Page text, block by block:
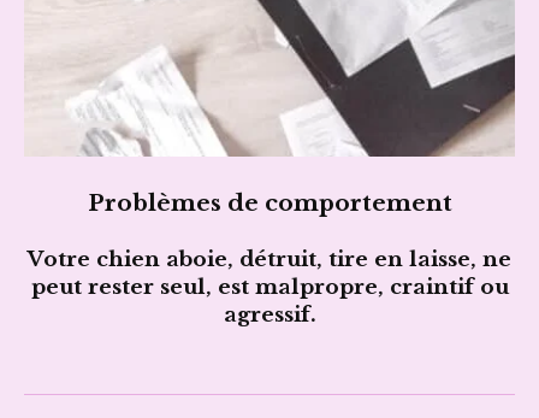
Problèmes de comportement
Votre chien aboie, détruit, tire en laisse, ne
peut rester seul, est malpropre, craintif ou
agressif.